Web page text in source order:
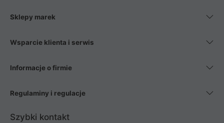
Sklepy marek
Wsparcie klienta i serwis
Informacje o firmie
Regulaminy i regulacje
Szybki kontakt